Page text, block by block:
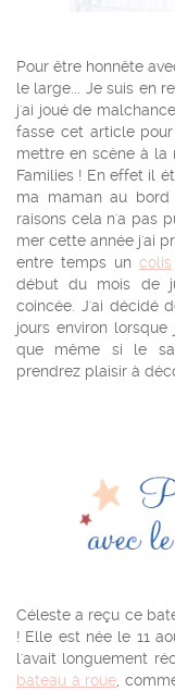
Pour être honnête
le large... Je suis en
j'ai joué de
fasse cet article
mettre en scène à la
Families ! En effet il
ma maman au bord
raisons cela n'a pas
mer cette année j'ai
entre temps un colis
début du mois de
coincée. J'ai décidé
jours environ
que même si le
prendrez plaisir à
Céleste a reçu ce
! Elle est née le 11
l'avait longuement
bateau à roue,